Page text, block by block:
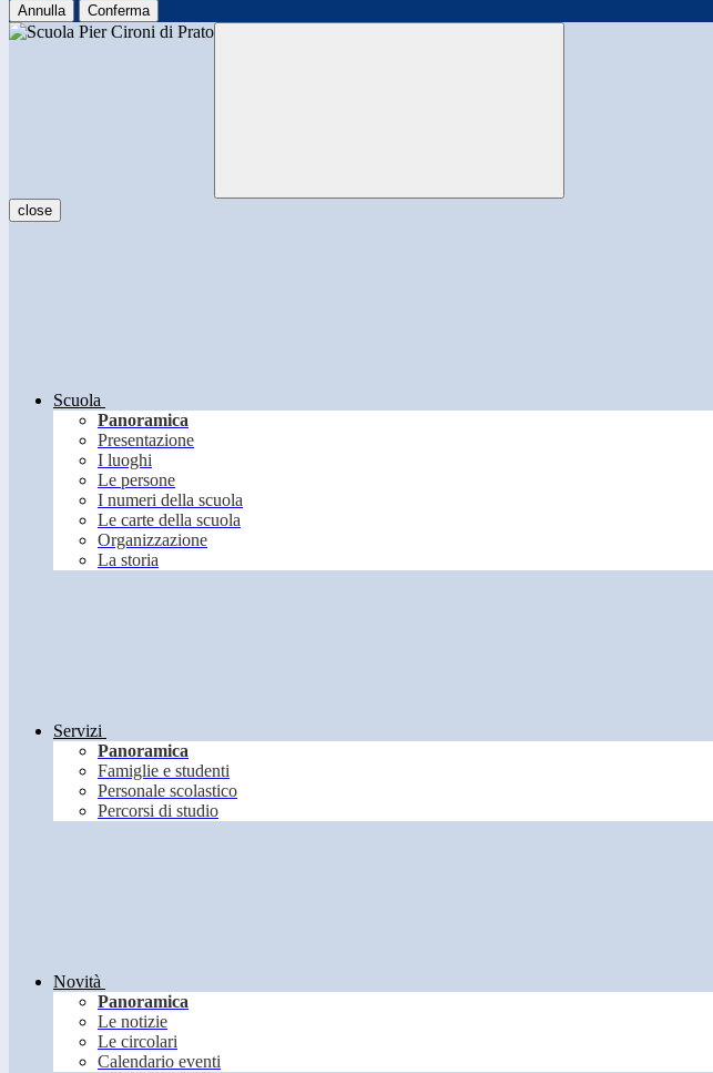
Annulla Conferma
close
Scuola
Panoramica
Presentazione
I luoghi
Le persone
I numeri della scuola
Le carte della scuola
Organizzazione
La storia
Servizi
Panoramica
Famiglie e studenti
Personale scolastico
Percorsi di studio
Novità
Panoramica
Le notizie
Le circolari
Calendario eventi